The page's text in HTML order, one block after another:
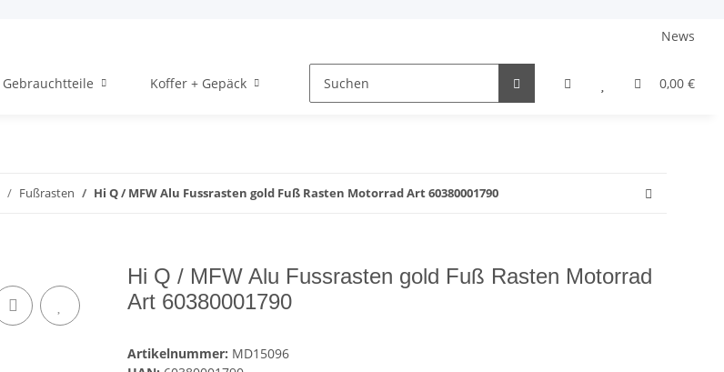
News
0,00 €
Gebrauchtteile Koffer + Gepäck Helme + Zubehör Barankauf
Fußrasten Hi Q / MFW Alu Fussrasten gold Fuß Rasten Motorrad Art 60380001790
Hi Q / MFW Alu Fussrasten gold Fuß Rasten Motorrad
Art 60380001790
Artikelnummer: MD15096